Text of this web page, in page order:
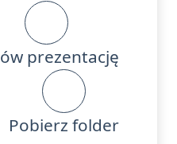
prezentację
Pobierz folder